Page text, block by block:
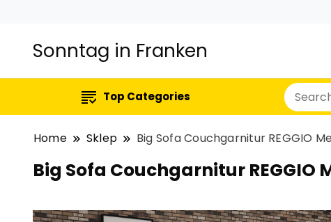
Sonntag in Franken
Top Categories
Home Sklep Big Sofa Couchgarnitur REGGIO
Big Sofa Couchgarnitur